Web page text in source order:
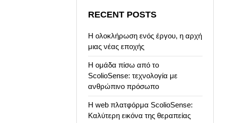
RECENT POSTS
Η ολοκλήρωση ενός έργου, η αρχή
μιας νέας εποχής
Η ομάδα πίσω από το
ScolioSense: τεχνολογία με
ανθρώπινο πρόσωπο
Η web πλατφόρμα ScolioSense:
Καλύτερη εικόνα της θεραπείας